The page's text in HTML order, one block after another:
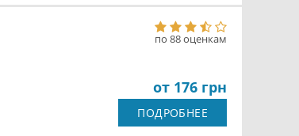
по 88 оценкам
от 176 грн
ПОДРОБНЕЕ